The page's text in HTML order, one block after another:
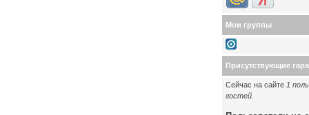
Мои группы
Присутствующие
Сейчас на сайте 1
гостей